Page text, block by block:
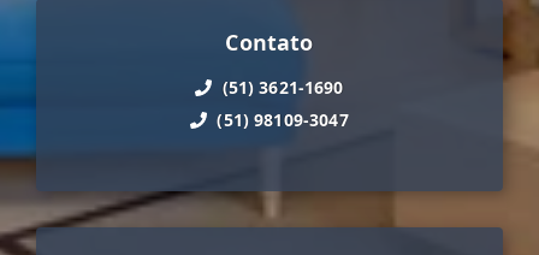
Contato
(51) 3621-1690
(51) 98109-3047